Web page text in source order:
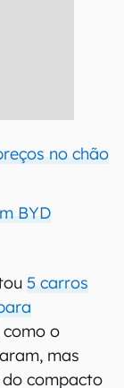
no chão
BYD
5 carros
como o
mas
compacto